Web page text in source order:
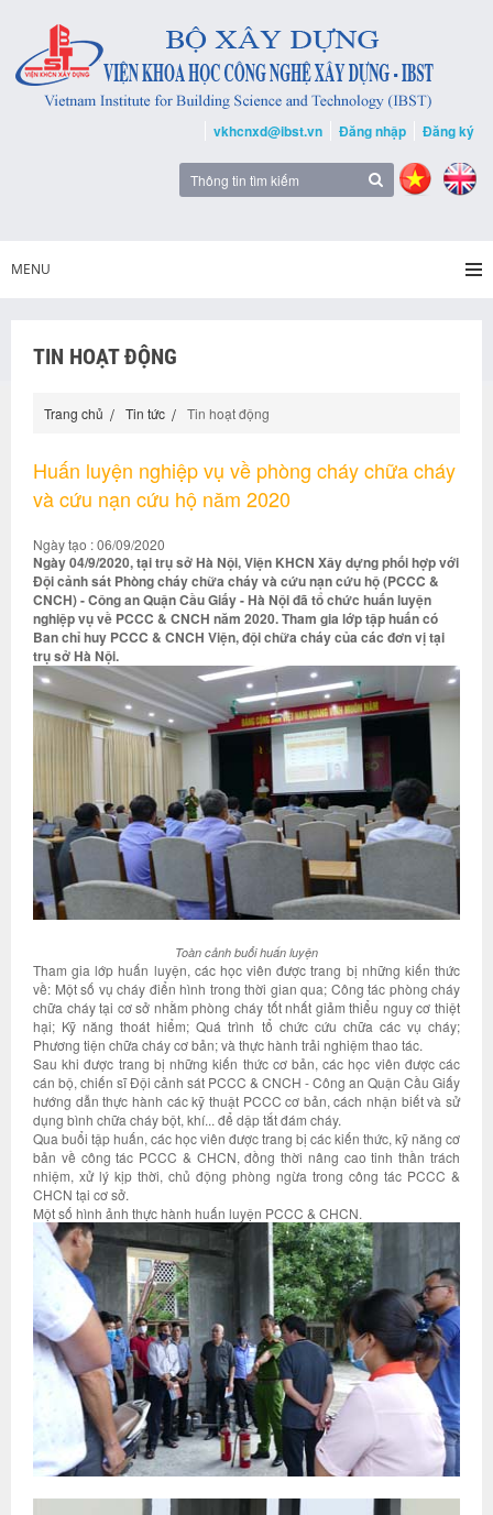
vkhcnxd@ibst.vn Đăng nhập Đăng ký
MENU
TIN HOẠT ĐỘNG
Trang chủ Tin tức Tin hoạt động
Huấn luyện nghiệp vụ về phòng cháy chữa cháy
và cứu nạn cứu hộ năm 2020
Ngày tạo : 06/09/2020
Ngày 04/9/2020, tại trụ sở Hà Nội, Viện KHCN Xây dựng phối hợp với
Đội cảnh sát Phòng cháy chữa cháy và cứu nạn cứu hộ (PCCC &
CNCH) - Công an Quận Cầu Giấy - Hà Nội đã tổ chức huấn luyện
nghiệp vụ về PCCC & CNCH năm 2020. Tham gia lớp tập huấn có
Ban chỉ huy PCCC & CNCH Viện, đội chữa cháy của các đơn vị tại
trụ sở Hà Nội.
Toàn cảnh buổi huấn luyện
Tham gia lớp huấn luyện, các học viên được trang bị những kiến thức
về: Một số vụ cháy điển hình trong thời gian qua; Công tác phòng cháy
chữa cháy tại cơ sở nhằm phòng cháy tốt nhất giảm thiểu nguy cơ thiệt
hại; Kỹ năng thoát hiểm; Quá trình tổ chức cứu chữa các vụ cháy;
Phương tiện chữa cháy cơ bản; và thực hành trải nghiệm thao tác.
Sau khi được trang bị những kiến thức cơ bản, các học viên được các
cán bộ, chiến sĩ Đội cảnh sát PCCC & CNCH - Công an Quận Cầu Giấy
hướng dẫn thực hành các kỹ thuật PCCC cơ bản, cách nhận biết và sử
dụng bình chữa cháy bột, khí... để dập tắt đám cháy.
Qua buổi tập huấn, các học viên được trang bị các kiến thức, kỹ năng cơ
bản về công tác PCCC & CHCN, đồng thời nâng cao tinh thần trách
nhiệm, xử lý kịp thời, chủ động phòng ngừa trong công tác PCCC &
CHCN tại cơ sở.
Một số hình ảnh thực hành huấn luyện PCCC & CHCN.